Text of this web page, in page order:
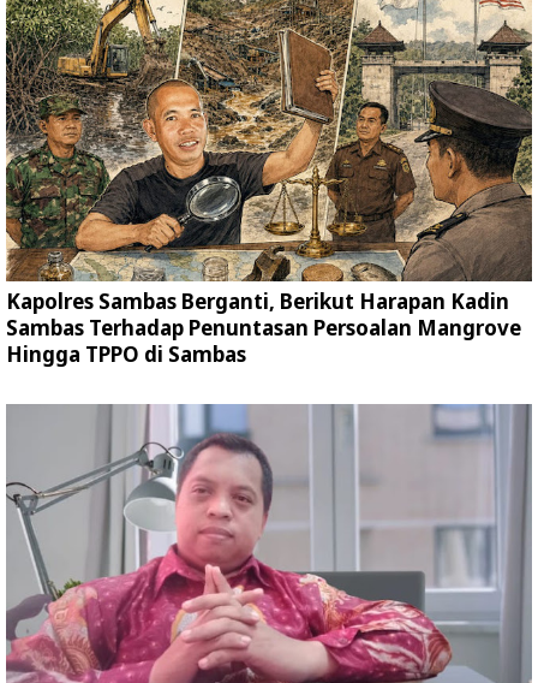
Kapolres Sambas Berganti, Berikut Harapan Kadin
Sambas Terhadap Penuntasan Persoalan Mangrove
Hingga TPPO di Sambas